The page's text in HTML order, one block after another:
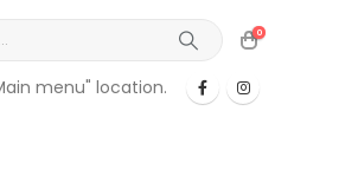
0
menu" location.